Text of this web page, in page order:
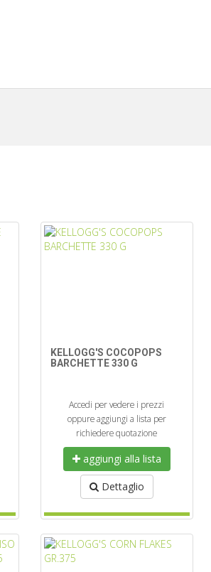
KELLOGG'S COCOPOPS
BARCHETTE 330 G
Accedi per vedere i prezzi
oppure aggiungi a lista per
richiedere quotazione
aggiungi alla lista
Dettaglio